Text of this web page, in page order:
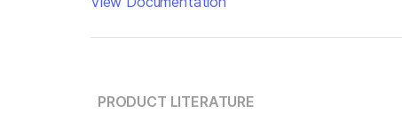
PRODUCT LITERATURE